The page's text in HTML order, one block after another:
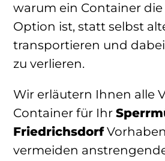
warum ein Container die
Option ist, statt selbst
transportieren und
zu verlieren.
Wir erläutern Ihnen alle
Container für Ihr
Friedrichsdorf
vermeiden